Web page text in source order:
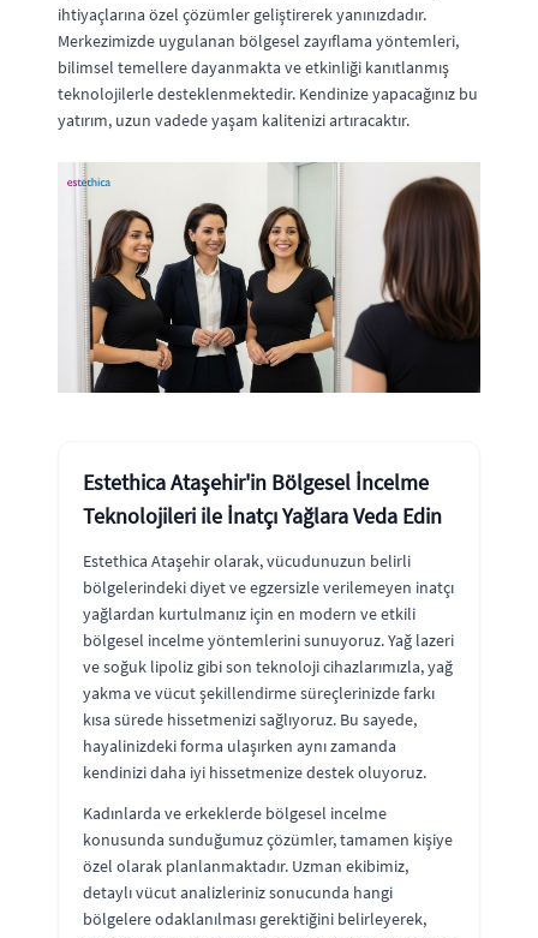
ihtiyaçlarına özel çözümler geliştirerek yanınızdadır.
Merkezimizde uygulanan bölgesel zayıflama yöntemleri,
bilimsel temellere dayanmakta ve etkinliği kanıtlanmış
teknolojilerle desteklenmektedir. Kendinize yapacağınız bu
yatırım, uzun vadede yaşam kalitenizi artıracaktır.
Estethica Ataşehir'in Bölgesel İncelme
Teknolojileri ile İnatçı Yağlara Veda Edin
Estethica Ataşehir olarak, vücudunuzun belirli
bölgelerindeki diyet ve egzersizle verilemeyen inatçı
yağlardan kurtulmanız için en modern ve etkili
bölgesel incelme yöntemlerini sunuyoruz. Yağ lazeri
ve soğuk lipoliz gibi son teknoloji cihazlarımızla, yağ
yakma ve vücut şekillendirme süreçlerinizde farkı
kısa sürede hissetmenizi sağlıyoruz. Bu sayede,
hayalinizdeki forma ulaşırken aynı zamanda
kendinizi daha iyi hissetmenize destek oluyoruz.
Kadınlarda ve erkeklerde bölgesel incelme
konusunda sunduğumuz çözümler, tamamen kişiye
özel olarak planlanmaktadır. Uzman ekibimiz,
detaylı vücut analizleriniz sonucunda hangi
bölgelere odaklanılması gerektiğini belirleyerek,